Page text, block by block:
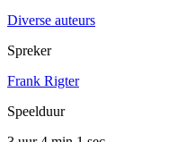
Diverse auteurs
Spreker
Frank Rigter
Speelduur